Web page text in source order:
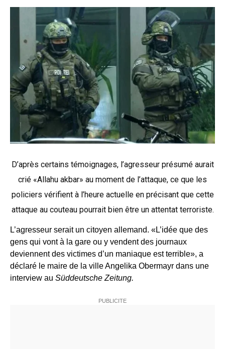
D’après certains témoignages, l’agresseur présumé aurait
crié «Allahu akbar» au moment de l’attaque, ce que les
policiers vérifient à l’heure actuelle en précisant que cette
attaque au couteau pourrait bien être un attentat terroriste.
L’agresseur serait un citoyen allemand. «L’idée que des
gens qui vont à la gare ou y vendent des journaux
deviennent des victimes d’un maniaque est terrible», a
déclaré le maire de la ville Angelika Obermayr dans une
interview au Süddeutsche Zeitung.